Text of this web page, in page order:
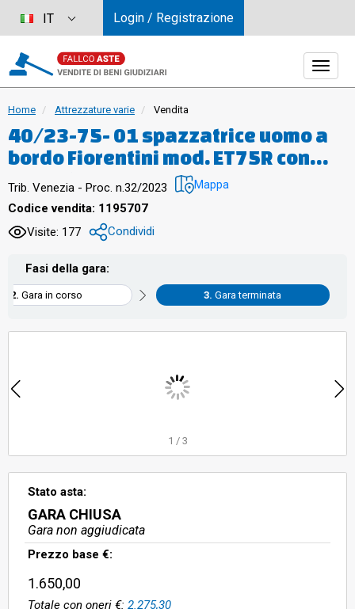
Home Attrezzature varie Vendita
40/23-75- 01 spazzatrice uomo a
bordo Fiorentini mod. ET75R con
caricabatterie e chiave
Trib. Venezia - Proc. n.32/2023 Mappa
Codice vendita: 1195707
Visite: 177
Condividi
Fasi della gara:
Gara in corso Gara terminata
1 / 3
Stato asta:
GARA CHIUSA
Gara non aggiudicata
Prezzo base €:
1.650,00
Totale con oneri €: 2.275,30
IT Login / Registrazione